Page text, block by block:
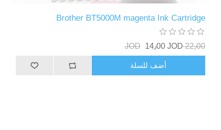
Brother BT5000M magenta Ink Cartridge
22٫00 JOD 14٫00 JOD
أضف للسلة